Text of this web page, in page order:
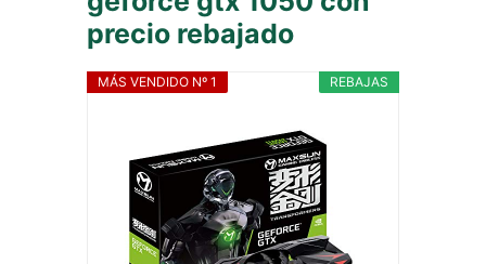
precio rebajado
REBAJAS
MÁS VENDIDO Nº 1